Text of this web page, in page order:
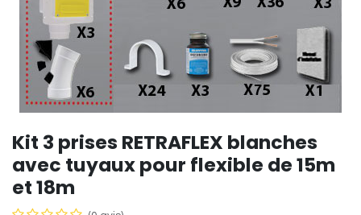
Kit 3 prises RETRAFLEX blanches
avec tuyaux pour flexible de 15m
et 18m